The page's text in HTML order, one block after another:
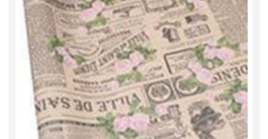
Фоамиран
Свечи
Игрушки мягкие
Изделия из металла
Сухоцветы